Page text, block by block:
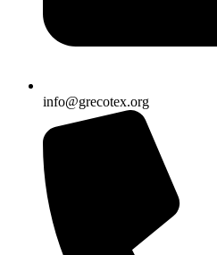
info@grecotex.org